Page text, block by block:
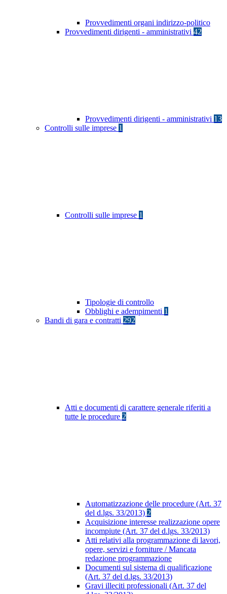
Provvedimenti organi indirizzo-politico
Provvedimenti dirigenti - amministrativi 42
Provvedimenti dirigenti - amministrativi 13
Controlli sulle imprese 1
Controlli sulle imprese 1
Tipologie di controllo
Obblighi e adempimenti 1
Bandi di gara e contratti 292
Atti e documenti di carattere generale riferiti a
tutte le procedure 2
Automatizzazione delle procedure (Art. 37
del d.lgs. 33/2013) 2
Acquisizione interesse realizzazione opere
incompiute (Art. 37 del d.lgs. 33/2013)
Atti relativi alla programmazione di lavori,
opere, servizi e forniture / Mancata
redazione programmazione
Documenti sul sistema di qualificazione
(Art. 37 del d.lgs. 33/2013)
Gravi illeciti professionali (Art. 37 del